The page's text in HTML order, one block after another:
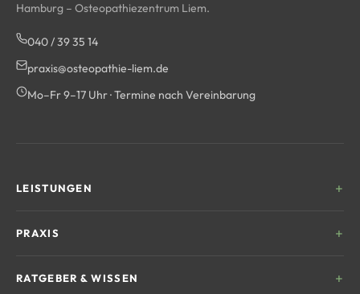
Hamburg – Osteopathiezentrum Liem.
040 / 39 35 14
praxis@osteopathie-liem.de
Mo–Fr 9–17 Uhr · Termine nach Vereinbarung
LEISTUNGEN
Sportosteopathie
PRAXIS
RATGEBER & WISSEN